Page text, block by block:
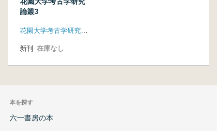
論叢3
新刊 在庫なし
本を探す
六一書房の本